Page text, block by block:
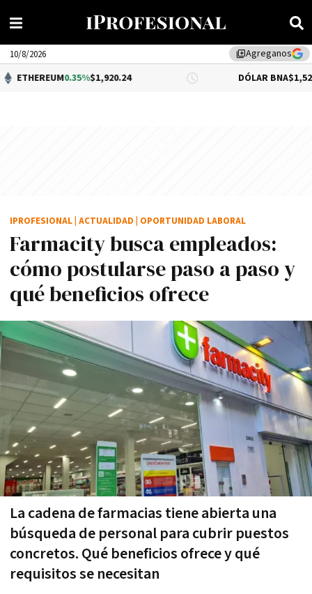
library_addAgreganos
10/8/2026
0.35%$1,920.24 DÓLAR BNA $1,520.00
Farmacity busca empleados:
cómo postularse paso a paso y
qué beneficios ofrece
La cadena de farmacias tiene abierta una
búsqueda de personal para cubrir puestos
concretos. Qué beneficios ofrece y qué
requisitos se necesitan
IPROFESIONAL ACTUALIDAD OPORTUNIDAD LABORAL